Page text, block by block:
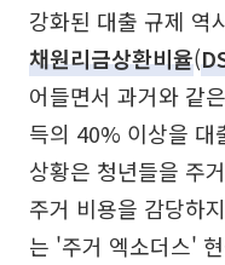
강화된 대출 규제 역
채원리금상환비율(
어들면서 과거와 같
득의 40% 이상을 대
상황은 청년들을 주
주거 비용을 감당하
는 '주거 엑소더스'